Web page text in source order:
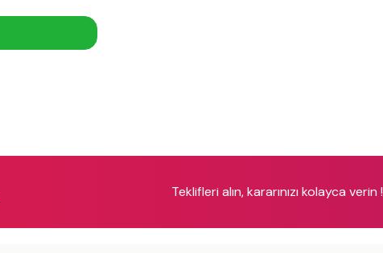
Teklifleri alın, kararınızı kolayca verin !